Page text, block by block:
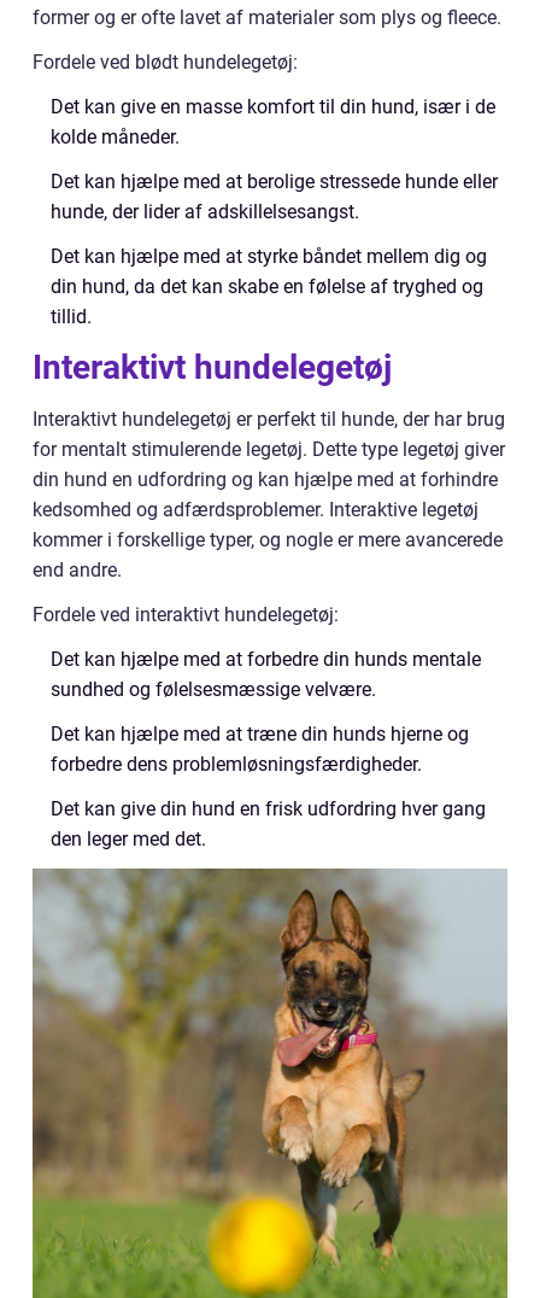
former og er ofte lavet af materialer som plys og fleece.
Fordele ved blødt hundelegetøj:
Det kan give en masse komfort til din hund, især i de
kolde måneder.
Det kan hjælpe med at berolige stressede hunde eller
hunde, der lider af adskillelsesangst.
Det kan hjælpe med at styrke båndet mellem dig og
din hund, da det kan skabe en følelse af tryghed og
tillid.
Interaktivt hundelegetøj
Interaktivt hundelegetøj er perfekt til hunde, der har brug
for mentalt stimulerende legetøj. Dette type legetøj giver
din hund en udfordring og kan hjælpe med at forhindre
kedsomhed og adfærdsproblemer. Interaktive legetøj
kommer i forskellige typer, og nogle er mere avancerede
end andre.
Fordele ved interaktivt hundelegetøj:
Det kan hjælpe med at forbedre din hunds mentale
sundhed og følelsesmæssige velvære.
Det kan hjælpe med at træne din hunds hjerne og
forbedre dens problemløsningsfærdigheder.
Det kan give din hund en frisk udfordring hver gang
den leger med det.